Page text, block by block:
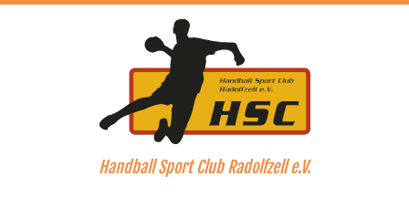
Handball Sport Club Radolfzell e.V.